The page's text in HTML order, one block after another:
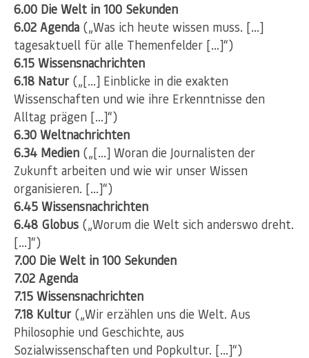
6.00 Die Welt in 100 Sekunden
6.02 Agenda („Was ich heute wissen muss. […]
tagesaktuell für alle Themenfelder […]“)
6.15 Wissensnachrichten
6.18 Natur(„[…] Einblicke in die exakten
Wissenschaften und wie ihre Erkenntnisse den
Alltag prägen […]“)
6.30 Weltnachrichten
6.34 Medien („[…] Woran die Journalisten der
Zukunft arbeiten und wie wir unser Wissen
organisieren. […]“)
6.45 Wissensnachrichten
6.48 Globus („Worum die Welt sich anderswo dreht.
[…]“)
7.00 Die Welt in 100 Sekunden
7.02 Agenda
7.15 Wissensnachrichten
7.18 Kultur(„Wir erzählen uns die Welt. Aus
Philosophie und Geschichte, aus
Sozialwissenschaften und Popkultur. […]“)